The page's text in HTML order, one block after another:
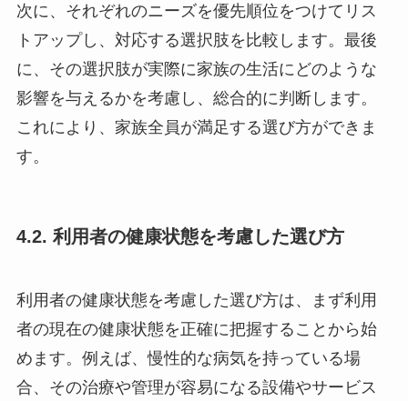
次に、それぞれのニーズを優先順位をつけてリス
トアップし、対応する選択肢を比較します。最後
に、その選択肢が実際に家族の生活にどのような
影響を与えるかを考慮し、総合的に判断します。
これにより、家族全員が満足する選び方ができま
す。
4.2. 利用者の健康状態を考慮した選び方
利用者の健康状態を考慮した選び方は、まず利用
者の現在の健康状態を正確に把握することから始
めます。例えば、慢性的な病気を持っている場
合、その治療や管理が容易になる設備やサービス